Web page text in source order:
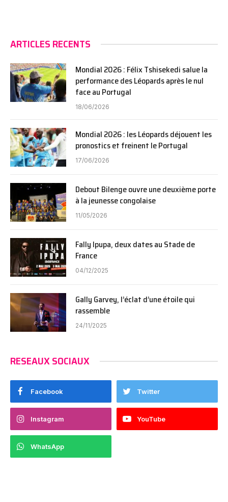
ARTICLES RECENTS
Mondial 2026 : Félix Tshisekedi salue la
performance des Léopards après le nul
face au Portugal
18/06/2026
Mondial 2026 : les Léopards déjouent les
pronostics et freinent le Portugal
17/06/2026
Debout Bilenge ouvre une deuxième porte
à la jeunesse congolaise
11/05/2026
Fally Ipupa, deux dates au Stade de
France
04/12/2025
Gally Garvey, l’éclat d’une étoile qui
rassemble
24/11/2025
RESEAUX SOCIAUX
Facebook Twitter
Instagram YouTube
WhatsApp